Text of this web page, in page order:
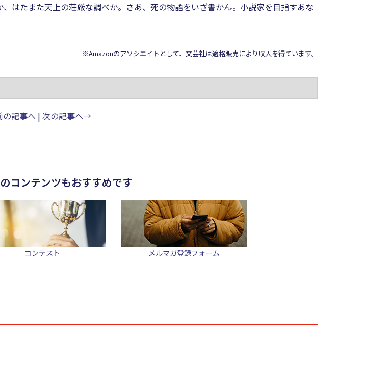
はたまた天上の荘厳な調べか。さあ、死の物語をいざ書かん。小説家を目指すあな
※Amazonのアソシエイトとして、文芸社は適格販売により収入を得ています。
記事へ | 次の記事へ→
コンテンツもおすすめです
コンテスト メルマガ登録フォーム